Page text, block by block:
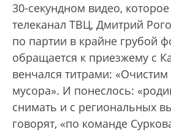
30-секундном видео,
телеканал ТВЦ, Дмитрий
по партии в крайне грубой
обращается к приезжему с
венчался титрами:
мусора». И понеслось:
снимать и с региональных
говорят, «по команде